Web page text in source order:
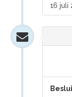
16 juli